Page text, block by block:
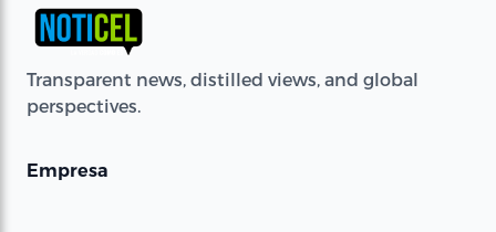
Transparent news, distilled views, and global
perspectives.
Empresa